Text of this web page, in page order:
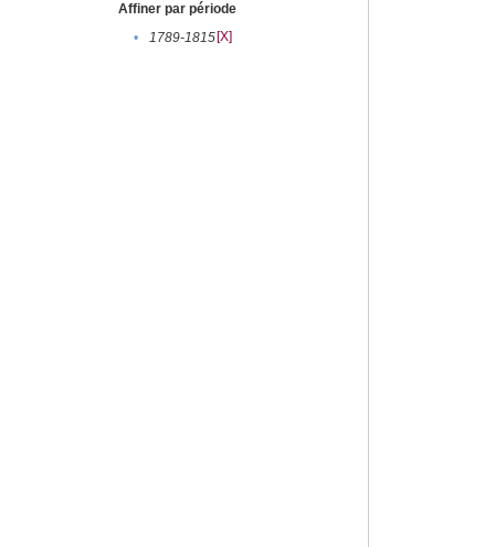
Affiner par période
•
1789-1815[X]